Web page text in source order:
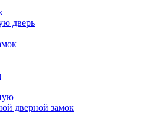
дверь
дверной замок